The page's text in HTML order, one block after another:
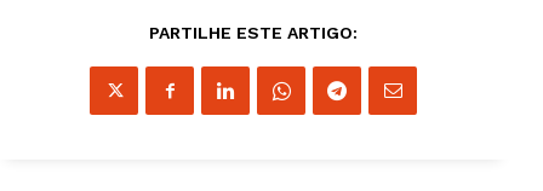
PARTILHE ESTE ARTIGO: